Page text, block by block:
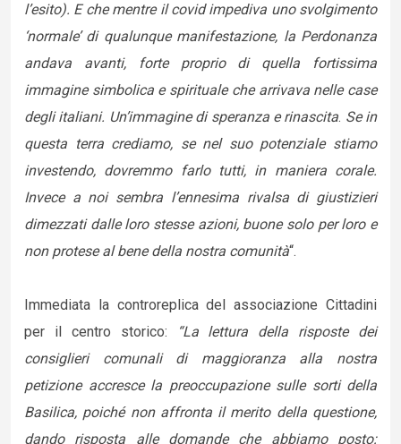
l’esito). E che mentre il covid impediva uno svolgimento
‘normale’ di qualunque manifestazione, la Perdonanza
andava avanti, forte proprio di quella fortissima
immagine simbolica e spirituale che arrivava nelle case
degli italiani. Un’immagine di speranza e rinascita. Se in
questa terra crediamo, se nel suo potenziale stiamo
investendo, dovremmo farlo tutti, in maniera corale.
Invece a noi sembra l’ennesima rivalsa di giustizieri
dimezzati dalle loro stesse azioni, buone solo per loro e
non protese al bene della nostra comunità“.
Immediata la controreplica del associazione Cittadini
per il centro storico:
“La lettura della risposte dei
consiglieri comunali di maggioranza alla nostra
petizione accresce la preoccupazione sulle sorti della
Basilica, poiché non affronta il merito della questione,
dando risposta alle domande che abbiamo posto: